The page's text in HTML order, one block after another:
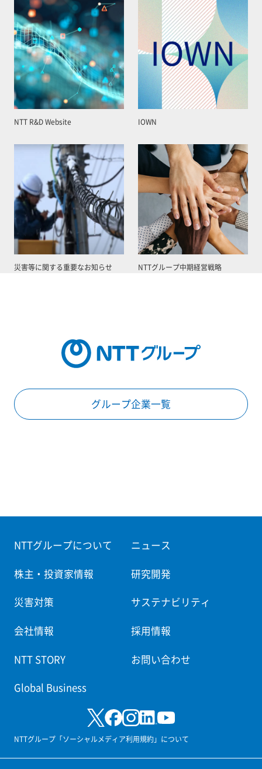
NTT R&D Website IOWN
災害等に関する重要なお知らせ NTTグループ中期経営戦略
グループ企業一覧
NTTグループについて ニュース
株主・投資家情報 研究開発
災害対策 サステナビリティ
会社情報 採用情報
NTT STORY お問い合わせ
Global Business
NTTグループ「ソーシャルメディア利用規約」について